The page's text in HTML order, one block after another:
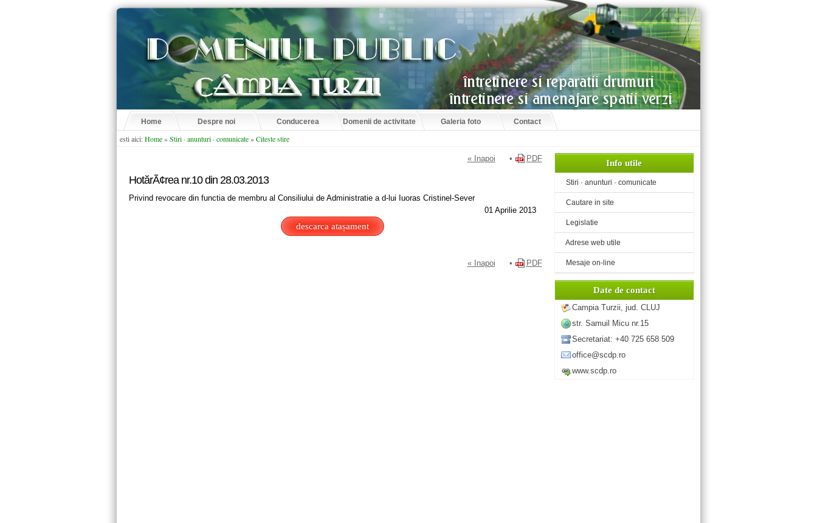
Home Despre noi Conducerea Domenii de activitate Galeria foto Contact
esti aici:Home»Stiri · anunturi · comunicate»Citeste stire
« Inapoi • PDF
HotărÃ¢rea nr.10 din 28.03.2013
Privind revocare din functia de membru al Consiliului de Administratie a d-lui Iuoras Cristinel-Sever
01 Aprilie 2013
descarca atașament
« Inapoi • PDF
Info utile
Stiri · anunturi · comunicate
Cautare in site
Legislatie
Adrese web utile
Mesaje on-line
Date de contact
Campia Turzii, jud. CLUJ
str. Samuil Micu nr.15
Secretariat: +40 725 658 509
office@scdp.ro
www.scdp.ro